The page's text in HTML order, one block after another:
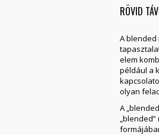
RÖVID
A
elem
például a
olyan
A